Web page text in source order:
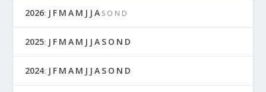
2026: J F M A M J J A S O N D
2025: J F M A M J J A S O N D
2024: J F M A M J J A S O N D